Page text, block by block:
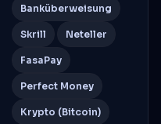
Banküberweisung
Skrill Neteller
FasaPay
Perfect Money
Krypto (Bitcoin)